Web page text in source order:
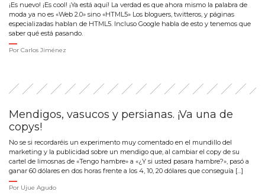
¡Es nuevo! ¡Es cool! ¡Ya está aquí! La verdad es que ahora mismo la palabra de
moda ya no es «Web 2.0» sino «HTML5» Los bloguers, twitteros, y páginas
especializadas hablan de HTML5. Incluso Google habla de esto y tenemos que
saber qué está pasando.
Por Carlos Jiménez
Mendigos, vasucos y persianas. ¡Va una de
copys!
No se si recordaréis un experimento muy comentado en el mundillo del
marketing y la publicidad sobre un mendigo que, al cambiar el copy de su
cartel de limosnas de «Tengo hambre» a «¿Y si usted pasara hambre?», pasó a
ganar 60 dólares en dos horas frente a los 4, 10, 20 dólares que conseguía […]
Por Ujue Agudo